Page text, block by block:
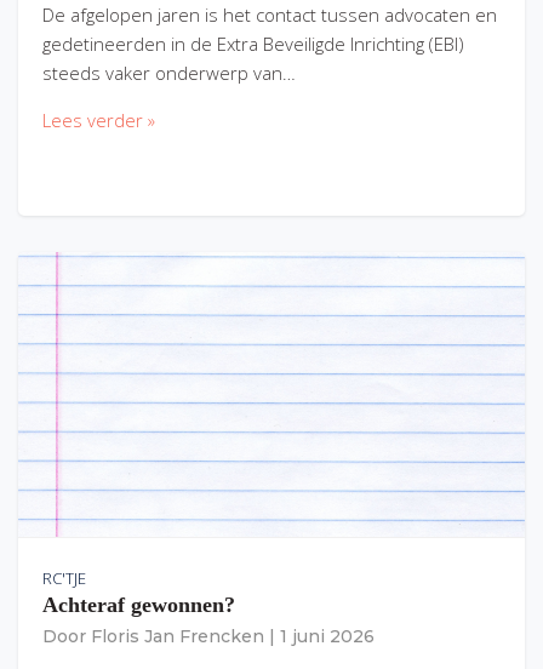
De afgelopen jaren is het contact tussen advocaten en
gedetineerden in de Extra Beveiligde Inrichting (EBI)
steeds vaker onderwerp van…
Lees verder »
RC'TJE
Achteraf gewonnen?
Door Floris Jan Frencken 1 juni 2026